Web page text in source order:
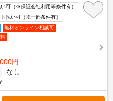
可（※保証会社利用等条件有）
払い可（※一部条件有）
無料オンライン相談可
円
なし